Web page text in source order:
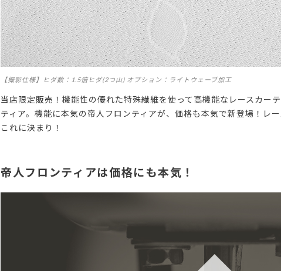
【撮影仕様】ヒダ数：1.5倍ヒダ(2つ山) オプション：ライトウェーブ加工
当店限定販売！機能性の優れた特殊繊維を使って高機能なレースカー
ティア。機能に本気の帝人フロンティアが、価格も本気で新登場！レ
これに決まり！
帝人フロンティアは価格にも本気！